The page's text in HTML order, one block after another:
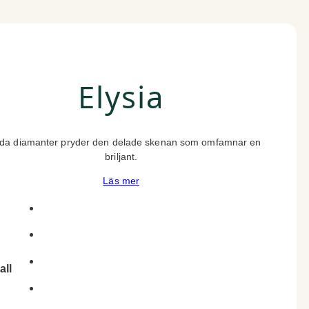
Elysia
diamanter pryder den delade skenan som omfamnar en
briljant.
Läs mer